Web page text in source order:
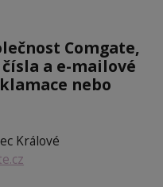
Comgate,
a e-mailové
nebo
Králové